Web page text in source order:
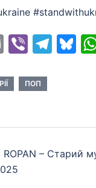
EmailViber
ПОП
ROPAN – Старий